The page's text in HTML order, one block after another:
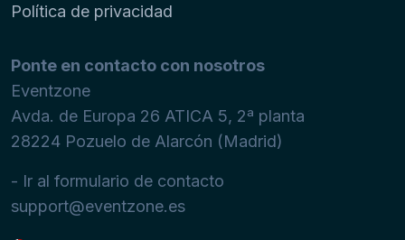
Política de privacidad
Ponte en contacto con nosotros
Eventzone
Avda. de Europa 26 ATICA 5, 2ª planta
28224 Pozuelo de Alarcón (Madrid)
- Ir al formulario de contacto
support@eventzone.es